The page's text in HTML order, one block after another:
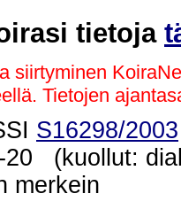
tietoja
siirtyminen
Tietojen
S16298/2003
20 (kuollut:
merkein